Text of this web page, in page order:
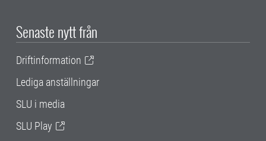
Senaste nytt från
Driftinformation
Lediga anställningar
SLU i media
SLU Play